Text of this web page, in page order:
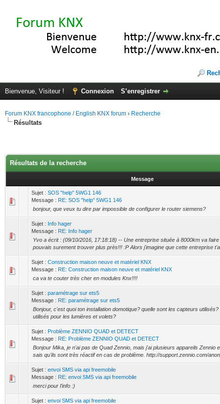
Bienvenue, Visiteur ! Connexion S’enregistrer
Forum KNX francophone / English KNX forum › Recherche
Résultats
Résultats de la recherche
Message
Sujet : SOS "help" 5WG1 146
Message : RE: SOS "help" 5WG1 146
bonjour, que veux tu dire par impossible de configurer le router siemens?
Sujet : Info hager
Message : RE: Info hager
Yvo a écrit : (09/10/2016, 17:18:18) -- Une entreprise située à 8000km va
pouvais surement trouver plus près!!! :P Alors j'imagine que cette entreprise
Sujet : Construction maison neuve et matériel KNX
Message : RE: Construction maison neuve et matériel KNX
ca va te couter très cher en modules Knx!!!!
Sujet : paramétrage sur ets5
Message : RE: paramétrage sur ets5
Bonjour, c'est quoi ton installation domotique? quelle sont les capteurs
utilisés pour les lumières et volets?
Sujet : Problème ZENNIO QUAD et DETECT
Message : RE: Problème ZENNIO QUAD et DETECT
Bonjour Mika, je n'ai pas de Quad Zennio, mais j'ai plusieurs appareils Zennio
sais qu'ils sont très réactif en cas de problème. http://support.zennio.com/
Sujet : envoi SMS via api freemobile
Message : RE: envoi SMS via api freemobile
merci pour l'info :)
Sujet : envoi SMS via api freemobile